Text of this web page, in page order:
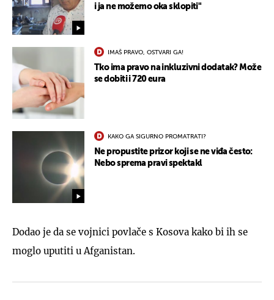
i ja ne možemo oka sklopiti"
IMAŠ PRAVO, OSTVARI GA!
Tko ima pravo na inkluzivni dodatak? Može
se dobiti i 720 eura
KAKO GA SIGURNO PROMATRATI?
Ne propustite prizor koji se ne viđa često:
Nebo sprema pravi spektakl
Dodao je da se vojnici povlače s Kosova kako bi ih se
moglo uputiti u Afganistan.